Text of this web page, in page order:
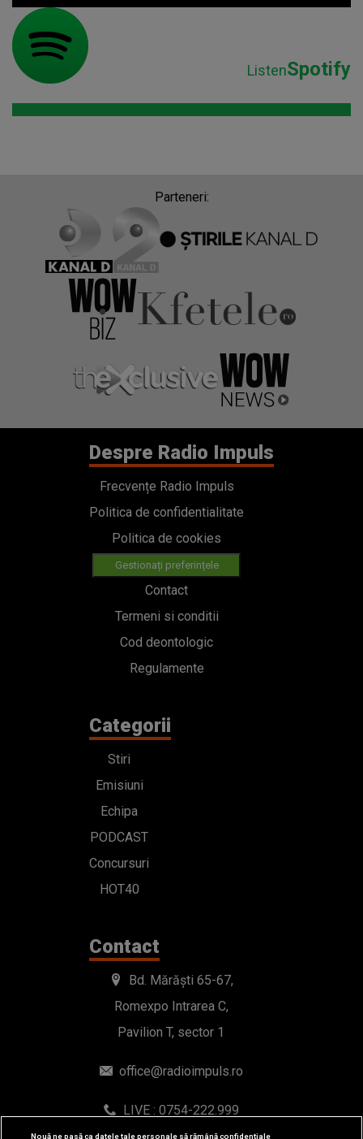
ListenSpotify
Parteneri:
Despre Radio Impuls
Frecvențe Radio Impuls
Politica de confidentialitate
Politica de cookies
Gestionați preferințele
Contact
Termeni si conditii
Cod deontologic
Regulamente
Categorii
Stiri
Emisiuni
Echipa
PODCAST
Concursuri
HOT40
Contact
Bd. Mărăști 65-67,
Romexpo Intrarea C,
Pavilion T, sector 1
office@radioimpuls.ro
LIVE : 0754-222.999
Nouă ne pasă ca datele tale personale să rămână confidențiale